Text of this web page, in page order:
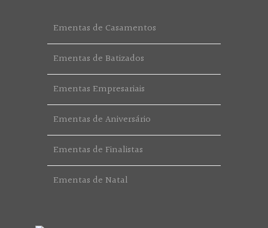
Ementas de Casamentos
Ementas de Batizados
Ementas Empresariais
Ementas de Aniversário
Ementas de Finalistas
Ementas de Natal